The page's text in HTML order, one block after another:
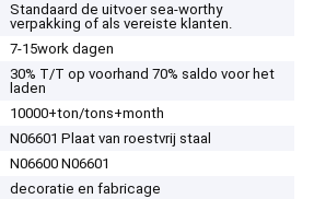
Standaard de uitvoer sea-worthy
verpakking of als vereiste klanten.
7-15work dagen
30% T/T op voorhand 70% saldo voor het
laden
10000+ton/tons+month
N06601 Plaat van roestvrij staal
N06600 N06601
decoratie en fabricage